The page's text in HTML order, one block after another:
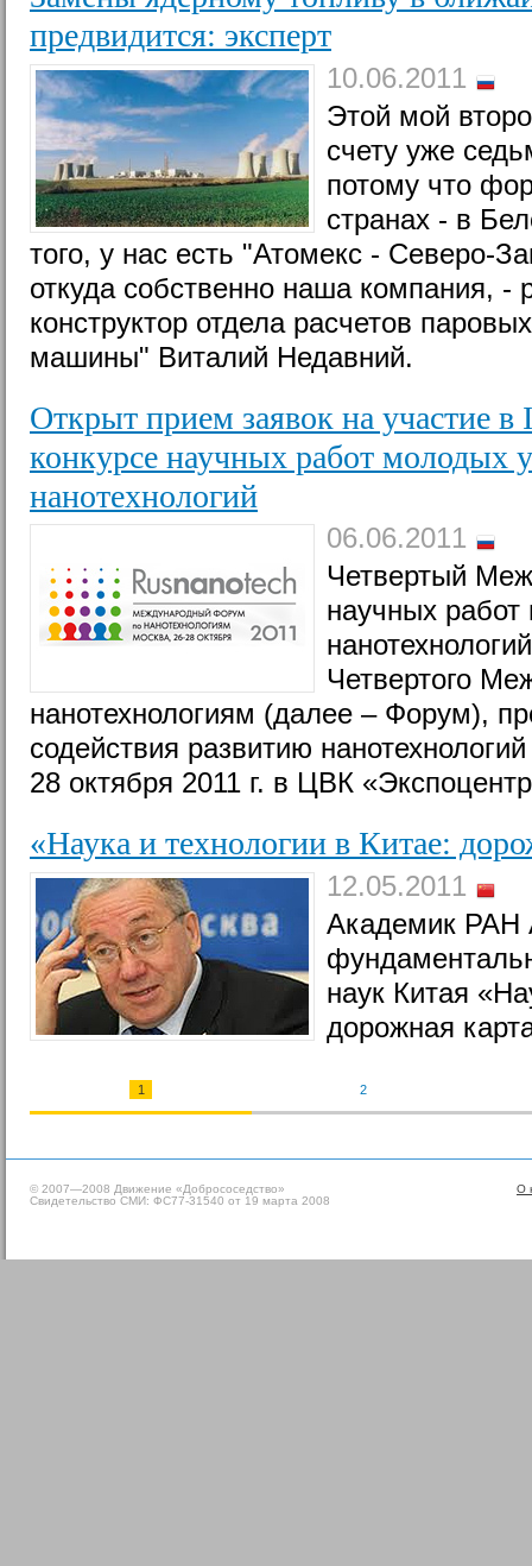
предвидится: эксперт
10.06.2011
Этой мой
счету уже
потому что
странах - в
того, у нас есть "Атомекс - Северо-
откуда собственно наша компания, -
конструктор отдела расчетов
машины" Виталий Недавний.
Открыт прием заявок на участие
конкурсе научных работ молодых
нанотехнологий
06.06.2011
Четвертый
научных
Четвертого
нанотехнологиям (далее – Форум),
содействия развитию
28 октября 2011 г. в ЦВК
«Наука и технологии в Китае:
12.05.2011
Академик РАН
наук Китая
дорожная
1 2
О
© 2007—2008 Движение «Добрососедство»
Свидетельство СМИ: ФС77-31540 от 19 марта 2008